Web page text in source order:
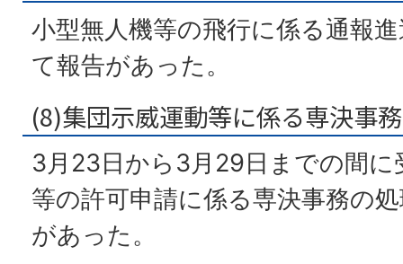
小型無人機等の飛行に係る通報
て報告があった。
(8)集団示威運動等に係る専決事
3月23日から3月29日までの間に
等の許可申請に係る専決事務の
があった。